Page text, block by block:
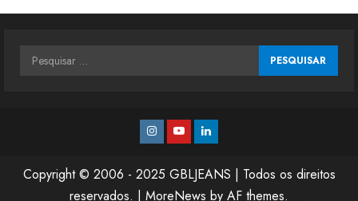
Pesquisar
Instagram
YoutubeLinkedin
Copyright © 2006 - 2025 GBLJEANS | Todos os direitos
reservados. | MoreNews by AF themes.